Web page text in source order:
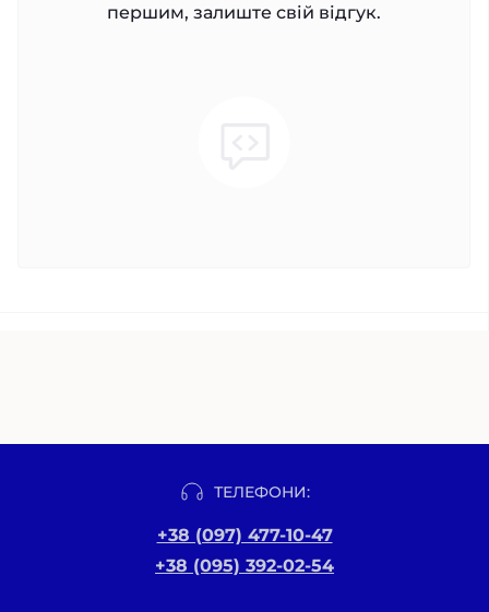
першим, залиште свій відгук.
ТЕЛЕФОНИ:
+38 (097) 477-10-47
+38 (095) 392-02-54